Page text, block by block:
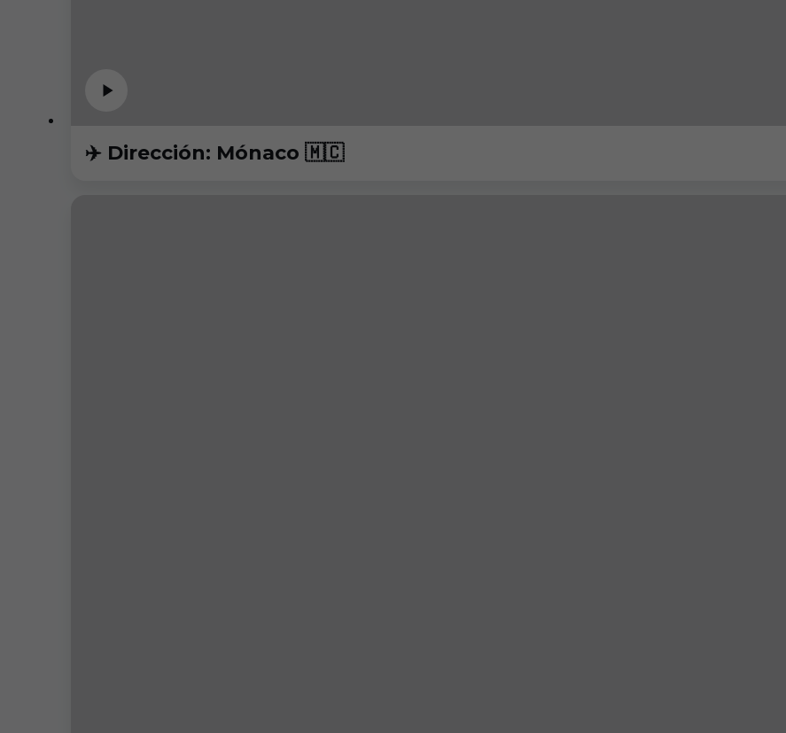
✈️ Dirección: Mónaco 🇲🇨